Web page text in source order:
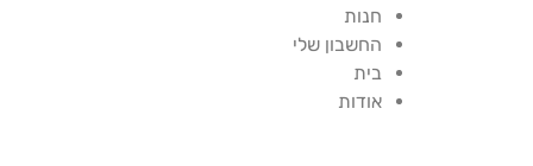
חנות
החשבון שלי
בית
אודות